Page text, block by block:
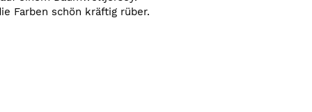
Farben schön kräftig rüber.